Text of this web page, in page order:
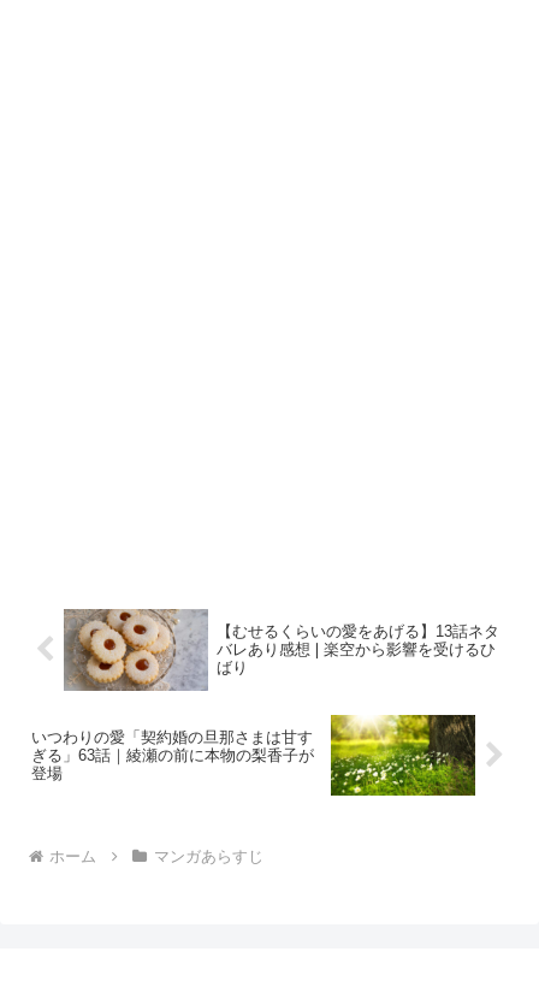
【むせるくらいの愛をあげる】13話ネタ
バレあり感想❘楽空から影響を受けるひ
ばり
いつわりの愛「契約婚の旦那さまは甘す
ぎる」63話｜綾瀬の前に本物の梨香子が
登場
ホーム マンガあらすじ